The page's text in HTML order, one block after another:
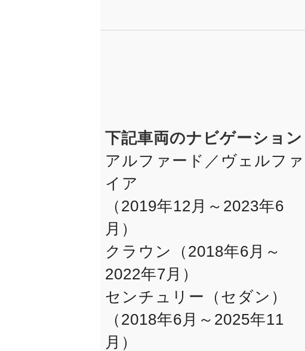
下記車両のナビゲーション
アルファード／ヴェルファ
イア
（2019年12月～2023年6
月）
クラウン（2018年6月～
2022年7月）
センチュリー（セダン）
（2018年6月～2025年11
月）